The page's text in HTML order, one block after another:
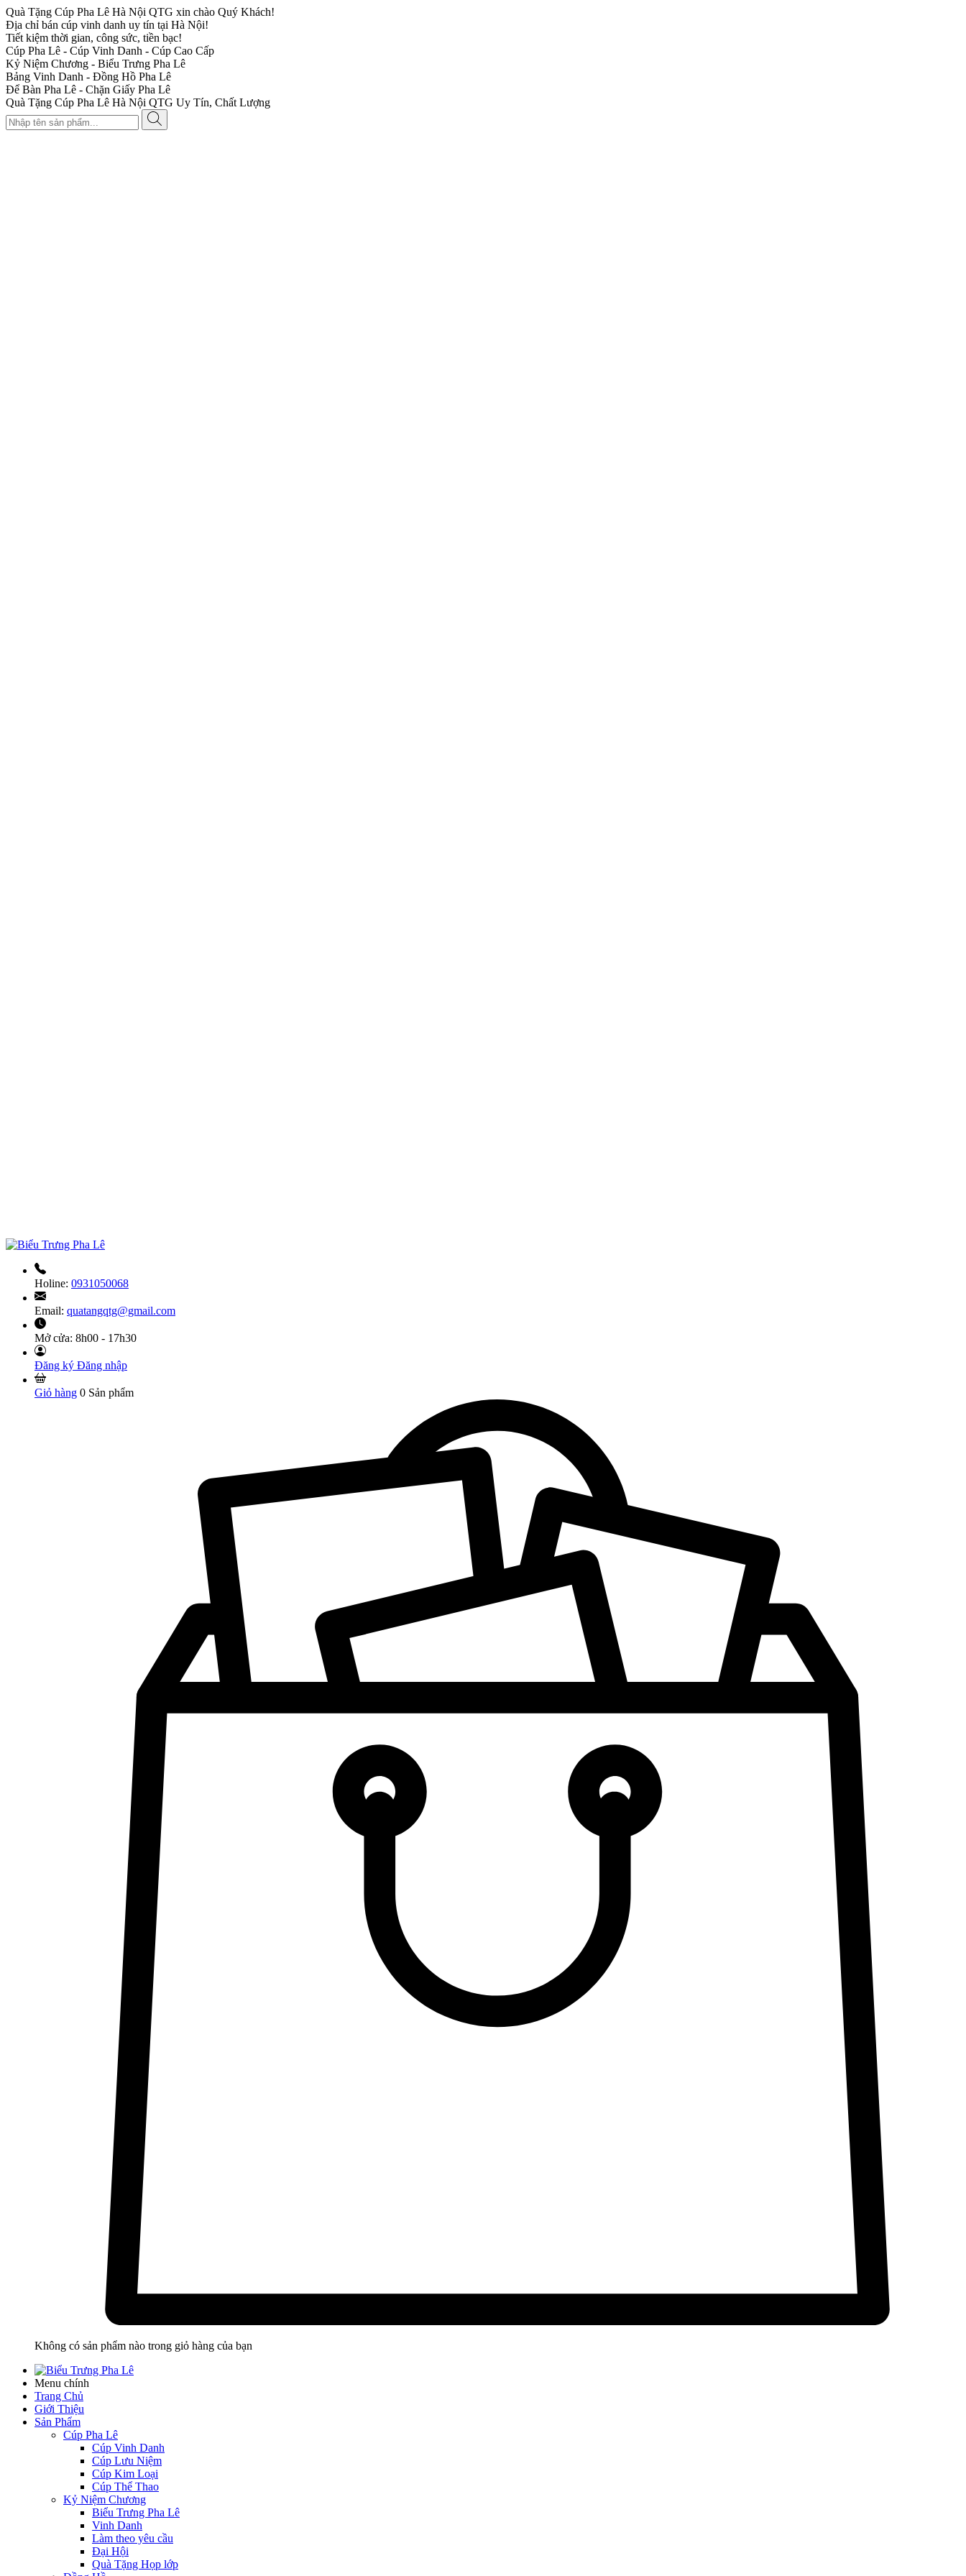
Quà Tặng Cúp Pha Lê Hà Nội QTG xin chào Quý Khách!
Địa chỉ bán cúp vinh danh uy tín tại Hà Nội!
Tiết kiệm thời gian, công sức, tiền bạc!
Cúp Pha Lê - Cúp Vinh Danh - Cúp Cao Cấp
Kỷ Niệm Chương - Biểu Trưng Pha Lê
Bảng Vinh Danh - Đồng Hồ Pha Lê
Để Bàn Pha Lê - Chặn Giấy Pha Lê
Quà Tặng Cúp Pha Lê Hà Nội QTG Uy Tín, Chất Lượng
Holine: 0931050068
Email: quatangqtg@gmail.com
Mở cửa: 8h00 - 17h30
Đăng ký Đăng nhập
Giỏ hàng 0 Sản phẩm
Không có sản phẩm nào trong giỏ hàng của bạn
Menu chính
Trang Chủ
Giới Thiệu
Sản Phẩm
Cúp Pha Lê
Cúp Vinh Danh
Cúp Lưu Niệm
Cúp Kim Loại
Cúp Thể Thao
Kỷ Niệm Chương
Biểu Trưng Pha Lê
Vinh Danh
Làm theo yêu cầu
Đại Hội
Quà Tặng Họp lớp